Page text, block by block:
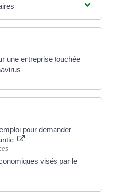
une entreprise touchée
pour demander
visés par le